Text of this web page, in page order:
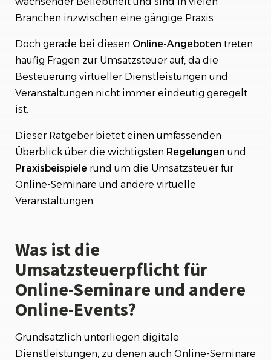
Umsatzsteuer für Online-Seminare außerhalb
der EU
Fazit: Umsatzsteuer bei Online-Seminaren – ein
komplexes Thema mit vielen Variablen
Branchen inzwischen eine gängige Praxis.
Doch gerade bei diesen Online-Angeboten treten
häufig Fragen zur Umsatzsteuer auf, da die
Besteuerung virtueller Dienstleistungen und
Veranstaltungen nicht immer eindeutig geregelt
ist.
Dieser Ratgeber bietet einen umfassenden
Überblick über die wichtigsten Regelungen und
Praxisbeispiele rund um die Umsatzsteuer für
Online-Seminare und andere virtuelle
Veranstaltungen.
Was ist die
Umsatzsteuerpflicht für
Online-Seminare und andere
Online-Events?
Grundsätzlich unterliegen digitale
Dienstleistungen, zu denen auch Online-Seminare